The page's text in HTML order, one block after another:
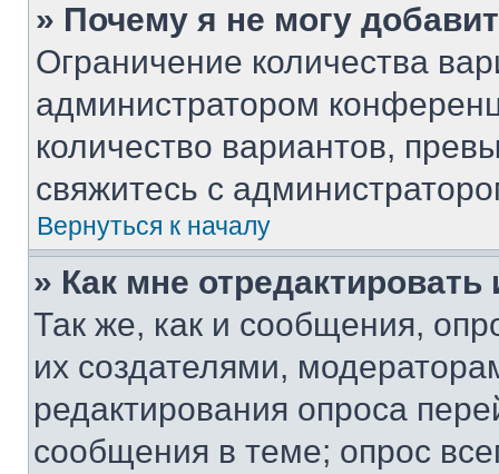
» Почему я не могу
Ограничение количества
администратором
количество вариантов,
свяжитесь с
Вернуться к началу
» Как мне
Так же, как и сообщения,
их создателями,
редактирования опроса
сообщения в теме; опрос